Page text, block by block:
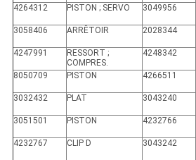
4264312 PISTON ; SERVO 3049956
3058406 ARRÊTOIR 2028344
4247991
RESSORT ;
COMPRES.
4248342
8050709 PISTON 4266511
3032432 PLAT 3043240
3051501 PISTON 4232766
4232767 CLIP D 3043242